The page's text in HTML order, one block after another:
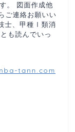
。 図面作成他
ご連絡お願いい
士、甲種Ⅰ類消
も読んでいっ
tann.com